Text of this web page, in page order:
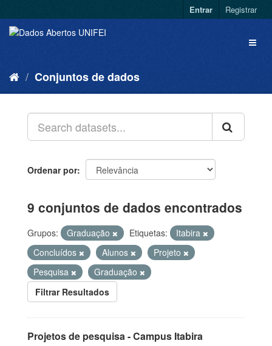
Entrar Registrar
Conjuntos de dados
Ordenar por
9 conjuntos de dados encontrados
Grupos: Graduação Etiquetas:
Itabira
Concluídos
Alunos
Projeto
Pesquisa
Graduação
Filtrar Resultados
Projetos de pesquisa - Campus Itabira